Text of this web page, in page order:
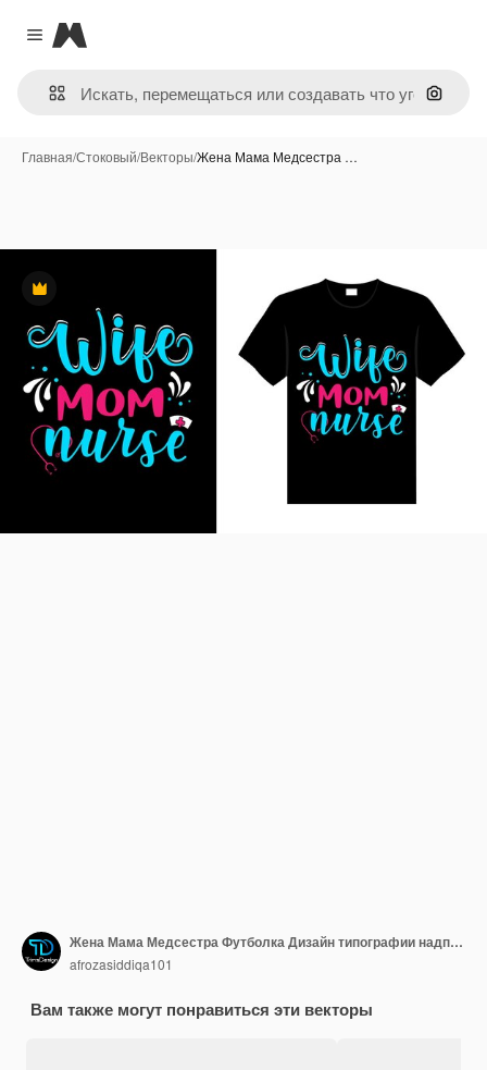
Close menu
Magnific
Поиск
Главная/Стоковый/Векторы/Жена Мама Медсестра …
Премиум
Жена Мама Медсестра Футболка Дизайн типографии надписи дизайн товаров
afrozasiddiqa101
Вам также могут понравиться эти векторы